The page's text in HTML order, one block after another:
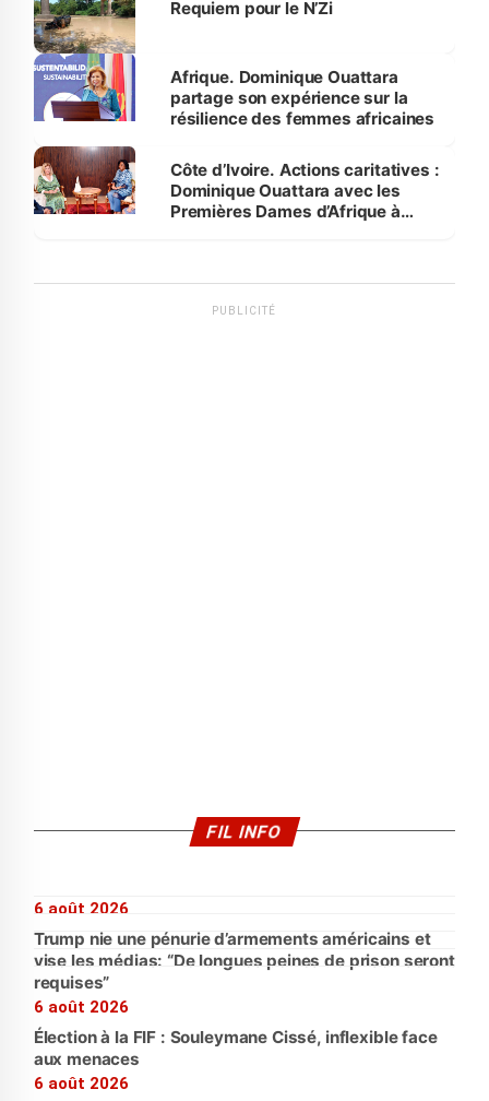
Requiem pour le N’Zi
Afrique. Dominique Ouattara
partage son expérience sur la
résilience des femmes africaines
Côte d’Ivoire. Actions caritatives :
Dominique Ouattara avec les
Premières Dames d’Afrique à
PUBLICITÉ
FIL INFO
6 août 2026
Trump nie une pénurie d’armements américains et
vise les médias: “De longues peines de prison seront
requises”
6 août 2026
Élection à la FIF : Souleymane Cissé, inflexible face
aux menaces
6 août 2026